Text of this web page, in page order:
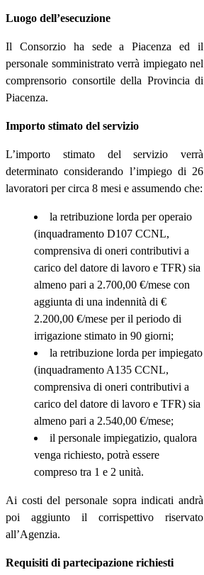
Luogo dell’esecuzione
Il Consorzio ha sede a Piacenza ed il
personale somministrato verrà impiegato nel
comprensorio consortile della Provincia di
Piacenza.
Importo stimato del servizio
L’importo stimato del servizio verrà
determinato considerando l’impiego di 26
lavoratori per circa 8 mesi e assumendo che:
la retribuzione lorda per operaio
(inquadramento D107 CCNL,
comprensiva di oneri contributivi a
carico del datore di lavoro e TFR) sia
almeno pari a 2.700,00 €/mese con
aggiunta di una indennità di €
2.200,00 €/mese per il periodo di
irrigazione stimato in 90 giorni;
la retribuzione lorda per impiegato
(inquadramento A135 CCNL,
comprensiva di oneri contributivi a
carico del datore di lavoro e TFR) sia
almeno pari a 2.540,00 €/mese;
il personale impiegatizio, qualora
venga richiesto, potrà essere
compreso tra 1 e 2 unità.
Ai costi del personale sopra indicati andrà
poi aggiunto il corrispettivo riservato
all’Agenzia.
Requisiti di partecipazione richiesti